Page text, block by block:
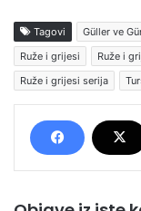
Tagovi Güller ve
Ruže i grijesi
Ruže i
Ruže i grijesi serija